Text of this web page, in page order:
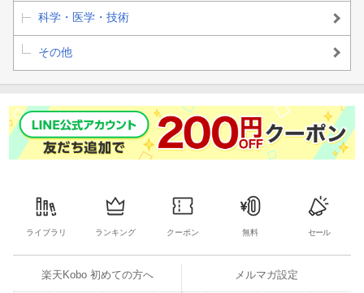
科学・医学・技術
その他
ライブラリ ランキング クーポン 無料 セール
楽天Kobo 初めての方へ メルマガ設定